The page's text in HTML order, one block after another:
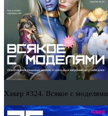
Хакер #324. Всякое с моделями